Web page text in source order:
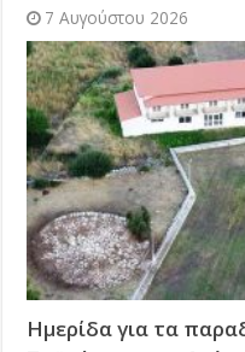
7 Αυγούστου 2026
Ημερίδα για τα